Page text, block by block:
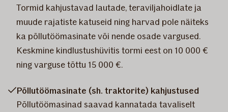
Tormid kahjustavad lautade, teraviljahoidlate ja
muude rajatiste katuseid ning harvad pole näiteks
ka põllutöömasinate või nende osade vargused.
Keskmine kindlustushüvitis tormi eest on 10 000 €
ning varguse tõttu 15 000 €.
Põllutöömasinate (sh. traktorite) kahjustused
Põllutöömasinad saavad kannatada tavaliselt